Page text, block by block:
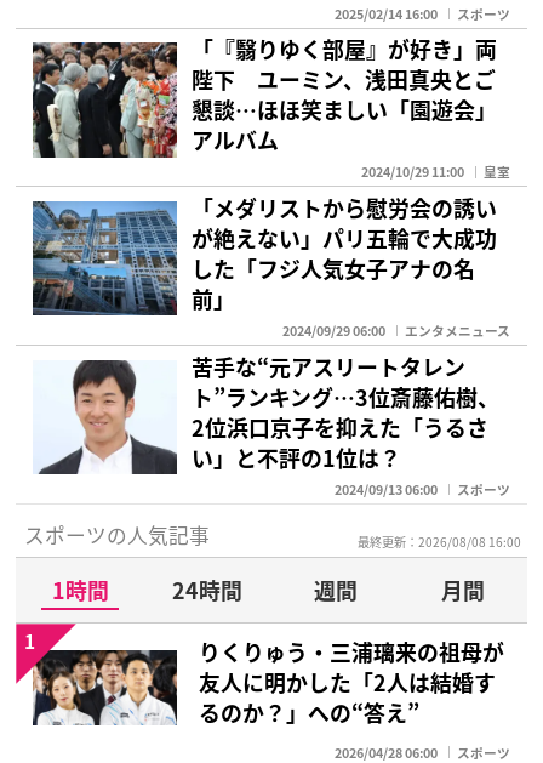
2025/02/14 16:00 スポーツ
「『翳りゆく部屋』が好き」両
陛下 ユーミン、浅田真央とご
懇談…ほほ笑ましい「園遊会」
アルバム
2024/10/29 11:00 皇室
「メダリストから慰労会の誘い
が絶えない」パリ五輪で大成功
した「フジ人気女子アナの名
前」
2024/09/29 06:00 エンタメニュース
苦手な“元アスリートタレン
ト”ランキング…3位斎藤佑樹、
2位浜口京子を抑えた「うるさ
い」と不評の1位は？
2024/09/13 06:00 スポーツ
スポーツの人気記事 最終更新：2026/08/08 16:00
1時間 24時間 週間
月間
りくりゅう・三浦璃来の祖母が
友人に明かした「2人は結婚す
るのか？」への“答え”
2026/04/28 06:00 スポーツ
1